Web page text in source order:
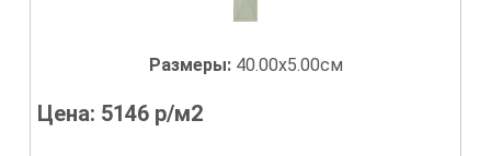
Размеры: 40.00x5.00см
Цена: 5146 р/м2